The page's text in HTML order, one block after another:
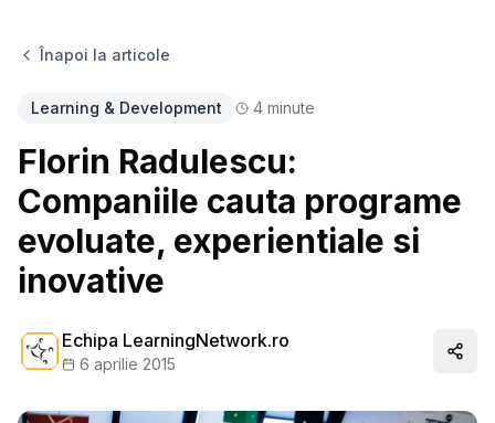
Înapoi la articole
Learning & Development 4 minute
Florin Radulescu:
Companiile cauta programe
evoluate, experientiale si
inovative
Echipa LearningNetwork.ro
6 aprilie 2015